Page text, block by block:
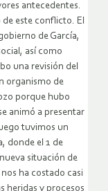
antecedentes.
este conflicto. El
de García,
así como
una revisión del
organismo de
porque hubo
animó a presentar
tuvimos un
donde el 1 de
situación de
ha costado casi
heridas y procesos